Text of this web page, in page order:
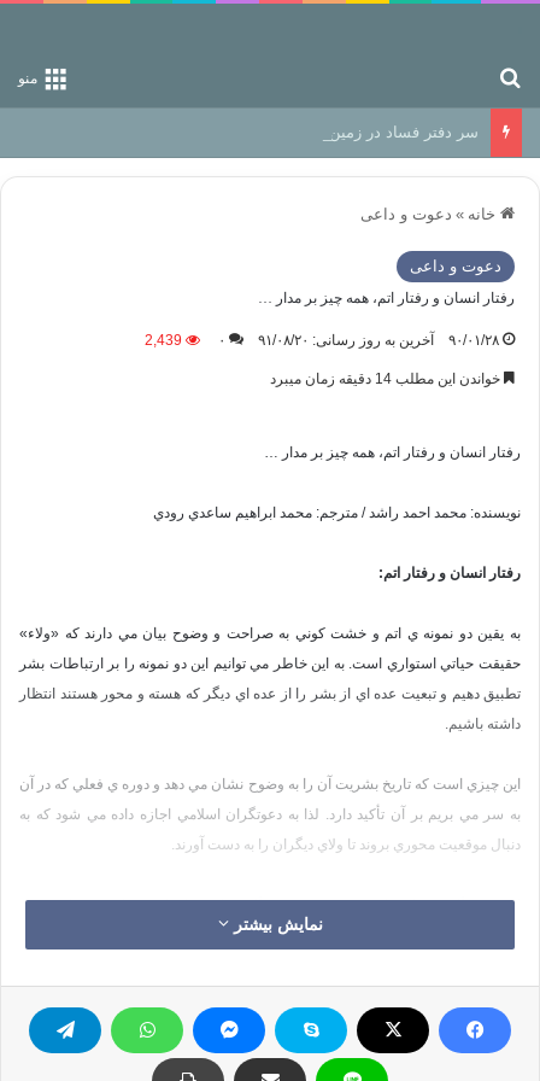
منو
سر دفتر فساد در زمین‌، دوری وکناره‌گیری از راه خداست‌!
خانه » دعوت و داعی
دعوت و داعی
رفتار انسان و رفتار اتم، همه چيز بر مدار …
۹۰/۰۱/۲۸ آخرین به روز رسانی: ۹۱/۰۸/۲۰ ۰ 2,439
خواندن این مطلب 14 دقیقه زمان میبرد
رفتار انسان و رفتار اتم، همه چيز بر مدار …
نويسنده: محمد احمد راشد / مترجم: محمد ابراهيم ساعدي رودي
رفتار انسان و رفتار اتم:
به يقين دو نمونه ي اتم و خشت کوني به صراحت و وضوح بيان مي دارند که «ولاء»
حقيقت حياتي استواري است. به اين خاطر مي توانيم اين دو نمونه را بر ارتباطات بشر
تطبيق دهيم و تبعيت عده اي از بشر را از عده اي ديگر که هسته و محور هستند انتظار
داشته باشيم.
اين چيزي است که تاريخ بشريت آن را به وضوح نشان مي دهد و دوره ي فعلي که در آن
به سر مي بريم بر آن تأکيد دارد. لذا به دعوتگران اسلامي اجازه داده مي شود که به
دنبال موقعيت محوري بروند تا ولاي ديگران را به دست آورند.
اين نتيجه گيري براي ما در فهم نظريه ي زندگي سازي حايز اهميت است. به اين جهت
مناسب است آن را با دستانمان بگيريم تا با مفاهيم ديگري که بعداً استنتاج خواهيم کرد،
همان طور که براي اکتشاف مفاهيم ديگر مي رويم خوب است در کنار مفاهيم فرعي
که در پديده ي ولاء ميان مخلوقات پنهان است توقفي داشته باشيم:
نمایش بیشتر